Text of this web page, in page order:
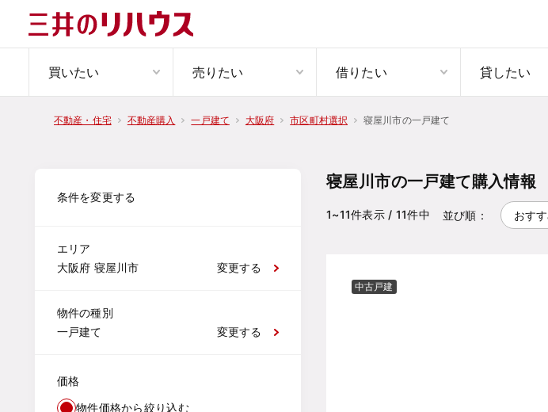
買いたい 売りたい 借りたい 貸したい
不動産・住宅 不動産購入 一戸建て 大阪府 市区町村選択 寝屋川市の一戸建て
条件を変更する
エリア
大阪府 寝屋川市
変更する
物件の種別
一戸建て
変更する
価格
物件価格から絞り込む
寝屋川市の一戸建て購入情報
1~11件表示/ 11件中 並び順：
中古戸建